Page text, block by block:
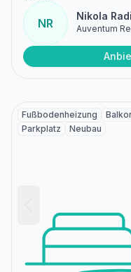
NR
Nikola
Auventum
Fußbodenheizung
Parkplatz
Neubau